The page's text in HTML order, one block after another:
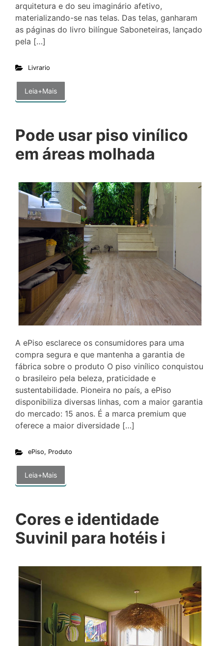
arquitetura e do seu imaginário afetivo,
materializando-se nas telas. Das telas, ganharam
as páginas do livro bilíngue Saboneteiras, lançado
pela […]
Livrario
Leia+Mais
Pode usar piso vinílico
em áreas molhada
A ePiso esclarece os consumidores para uma
compra segura e que mantenha a garantia de
fábrica sobre o produto O piso vinílico conquistou
o brasileiro pela beleza, praticidade e
sustentabilidade. Pioneira no país, a ePiso
disponibiliza diversas linhas, com a maior garantia
do mercado: 15 anos. É a marca premium que
oferece a maior diversidade […]
ePiso, Produto
Leia+Mais
Cores e identidade
Suvinil para hotéis i